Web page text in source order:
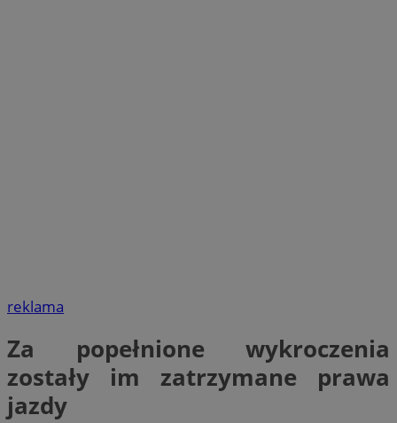
reklama
Za popełnione wykroczenia
zostały im zatrzymane prawa
jazdy